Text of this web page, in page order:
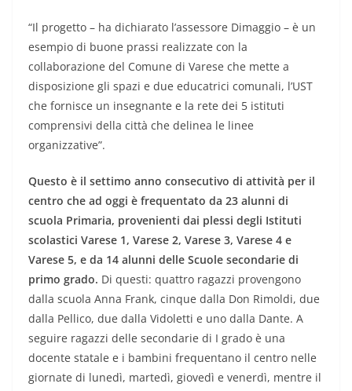
“Il progetto – ha dichiarato l’assessore Dimaggio – è un
esempio di buone prassi realizzate con la
collaborazione del Comune di Varese che mette a
disposizione gli spazi e due educatrici comunali, l’UST
che fornisce un insegnante e la rete dei 5 istituti
comprensivi della città che delinea le linee
organizzative”.
Questo è il settimo anno consecutivo di attività per il
centro che ad oggi è frequentato da 23 alunni di
scuola Primaria, provenienti dai plessi degli Istituti
scolastici Varese 1, Varese 2, Varese 3, Varese 4 e
Varese 5, e da 14 alunni delle Scuole secondarie di
primo grado. Di questi: quattro ragazzi provengono
dalla scuola Anna Frank, cinque dalla Don Rimoldi, due
dalla Pellico, due dalla Vidoletti e uno dalla Dante. A
seguire ragazzi delle secondarie di I grado è una
docente statale e i bambini fre­quentano il centro nelle
giornate di lunedì, martedì, giovedì e venerdì, mentre il